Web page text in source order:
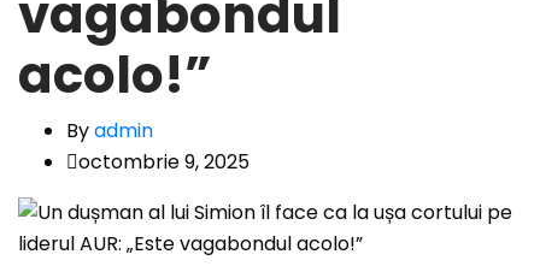
vagabondul
acolo!”
Byadmin
octombrie 9, 2025